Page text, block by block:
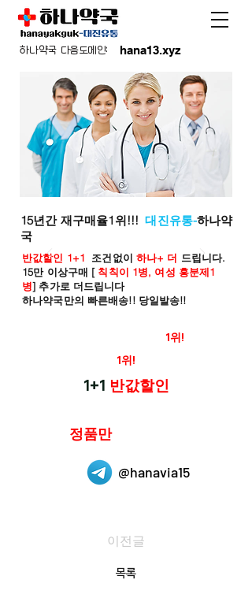
hana13.xyz
하나약국 다음도메인:
15년간 재구매율1위!!!대진유통-하나약
국
반값할인 1+1 조건없이 하나+ 더 드립니다.
15만 이상구매 [ 칙칙이 1병, 여성 흥분제1
병] 추가로 더드립니다
하나약국만의 빠른배송!! 당일발송!!
1위!
1위!
1+1 반값할인
정품만
@hanavia15
이전글
목록